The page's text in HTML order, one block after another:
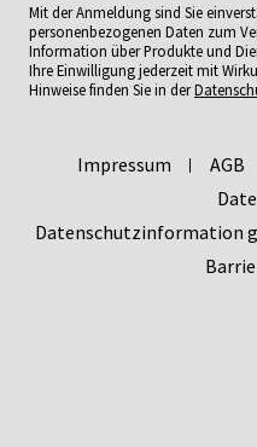
Mit der Anmeldung sind Sie
personenbezogenen Daten zum
Information über Produkte und
Ihre Einwilligung jederzeit mit
Hinweise finden Sie in der
Impressum AGB
Datenschutzinformation